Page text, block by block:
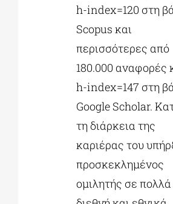
h-index=120 στη
Scopus και
περισσότερες από
180.000 αναφορές
h-index=147 στη
Google Scholar.
τη διάρκεια της
καριέρας του
προσκεκλημένος
ομιλητής σε πολλά